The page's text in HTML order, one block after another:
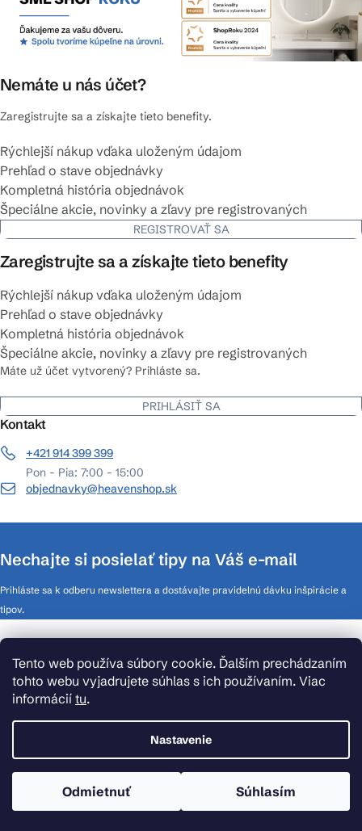
Tento web používa súbory cookie. Ďalším prechádzaním
tohto webu vyjadrujete súhlas s ich používaním. Viac
informácií tu.
Nastavenie
Odmietnuť Súhlasím
Nemáte u nás účet?
Zaregistrujte sa a získajte tieto benefity.
Rýchlejší nákup vďaka uloženým údajom
Prehľad o stave objednávky
Kompletná história objednávok
Špeciálne akcie, novinky a zľavy pre registrovaných
REGISTROVAŤ SA
Zaregistrujte sa a získajte tieto benefity
Rýchlejší nákup vďaka uloženým údajom
Prehľad o stave objednávky
Kompletná história objednávok
Špeciálne akcie, novinky a zľavy pre registrovaných
Máte už účet vytvorený? Prihláste sa.
PRIHLÁSIŤ SA
Kontakt
+421 914 399 399
Pon - Pia: 7:00 - 15:00
objednavky@heavenshop.sk
Nechajte si posielať tipy na Váš e-mail
Prihláste sa k odberu newslettera a dostávajte pravidelnú dávku inšpirácie a
tipov.
HU
Informácie pre Vás